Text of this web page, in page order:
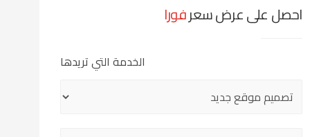
احصل على عرض سعرفورا
الخدمة التي تريدها